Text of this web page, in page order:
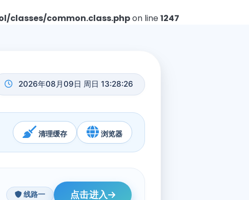
common.class.phpon line1247